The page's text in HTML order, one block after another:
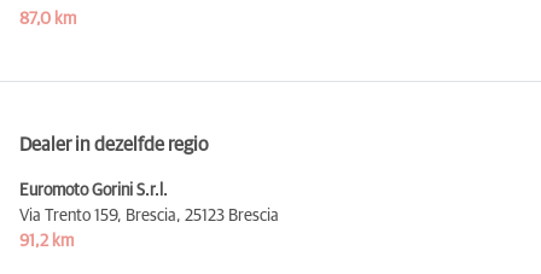
87,0 km
Dealer in dezelfde regio
Euromoto Gorini S.r.l.
Via Trento 159, Brescia, 25123 Brescia
91,2 km